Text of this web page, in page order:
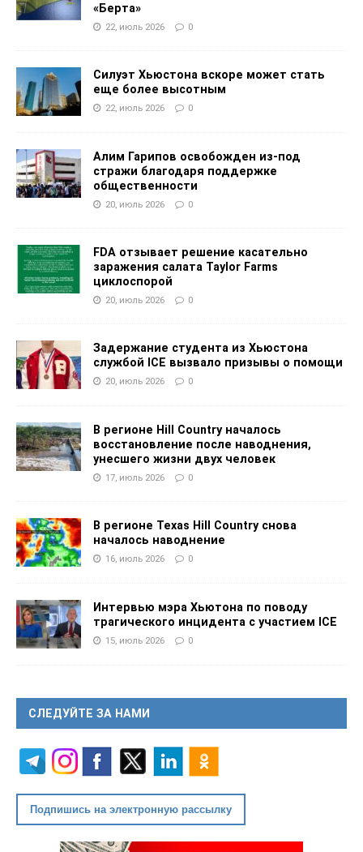
«Берта»
22, июль 2026 0
Силуэт Хьюстона вскоре может стать
еще более высотным
22, июль 2026 0
Алим Гарипов освобожден из-под
стражи благодаря поддержке
общественности
20, июль 2026 0
FDA отзывает решение касательно
заражения салата Taylor Farms
циклоспорой
20, июль 2026 0
Задержание студента из Хьюстона
службой ICE вызвало призывы о помощи
20, июль 2026 0
В регионе Hill Country началось
восстановление после наводнения,
унесшего жизни двух человек
17, июль 2026 0
В регионе Texas Hill Country снова
началось наводнение
16, июль 2026 0
Интервью мэра Хьютона по поводу
трагического инцидента с участием ICE
15, июль 2026 0
СЛЕДУЙТЕ ЗА НАМИ
Подпишись на электронную рассылку